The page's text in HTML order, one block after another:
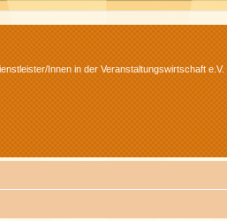
Innen in der Veranstaltungswirtschaft e.V.